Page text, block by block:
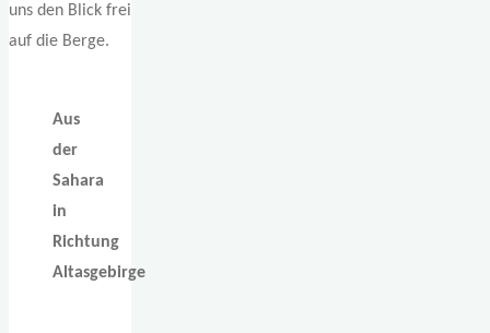
uns den Blick frei
auf die Berge.
Aus
der
Sahara
in
Richtung
Altasgebirge